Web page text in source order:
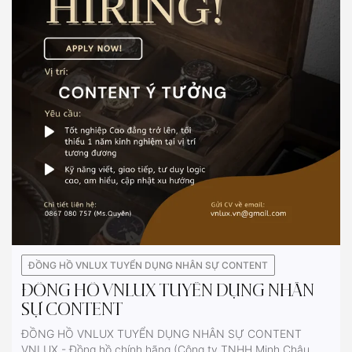
ĐỒNG HỒ VNLUX TUYỂN DỤNG NHÂN SỰ CONTENT
ĐỒNG HỒ VNLUX TUYỂN DỤNG NHÂN
SỰ CONTENT
ĐỒNG HỒ VNLUX TUYỂN DỤNG NHÂN SỰ CONTENT
VNLUX - Đồng hồ chính hãng (Công ty TNHH Minh Châu